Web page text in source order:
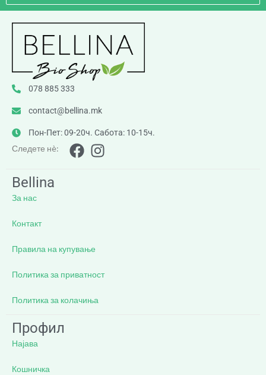
078 885 333
contact@bellina.mk
Пон-Пет: 09-20ч. Сабота: 10-15ч.
Следете нè:
Bellina
За нас
Контакт
Правила на купување
Политика за приватност
Политика за колачиња
Профил
Најава
Кошничка